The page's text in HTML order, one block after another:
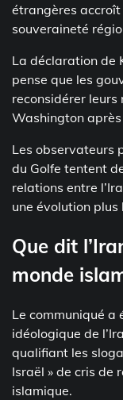
étrangères
souveraineté
La déclaration de
pense que les
reconsidérer
Washington
Les observateurs
du Golfe tentent
relations entre
une évolution
Que dit
monde
Le communiqué a
idéologique de
qualifiant les
Israël » de cris de
islamique.